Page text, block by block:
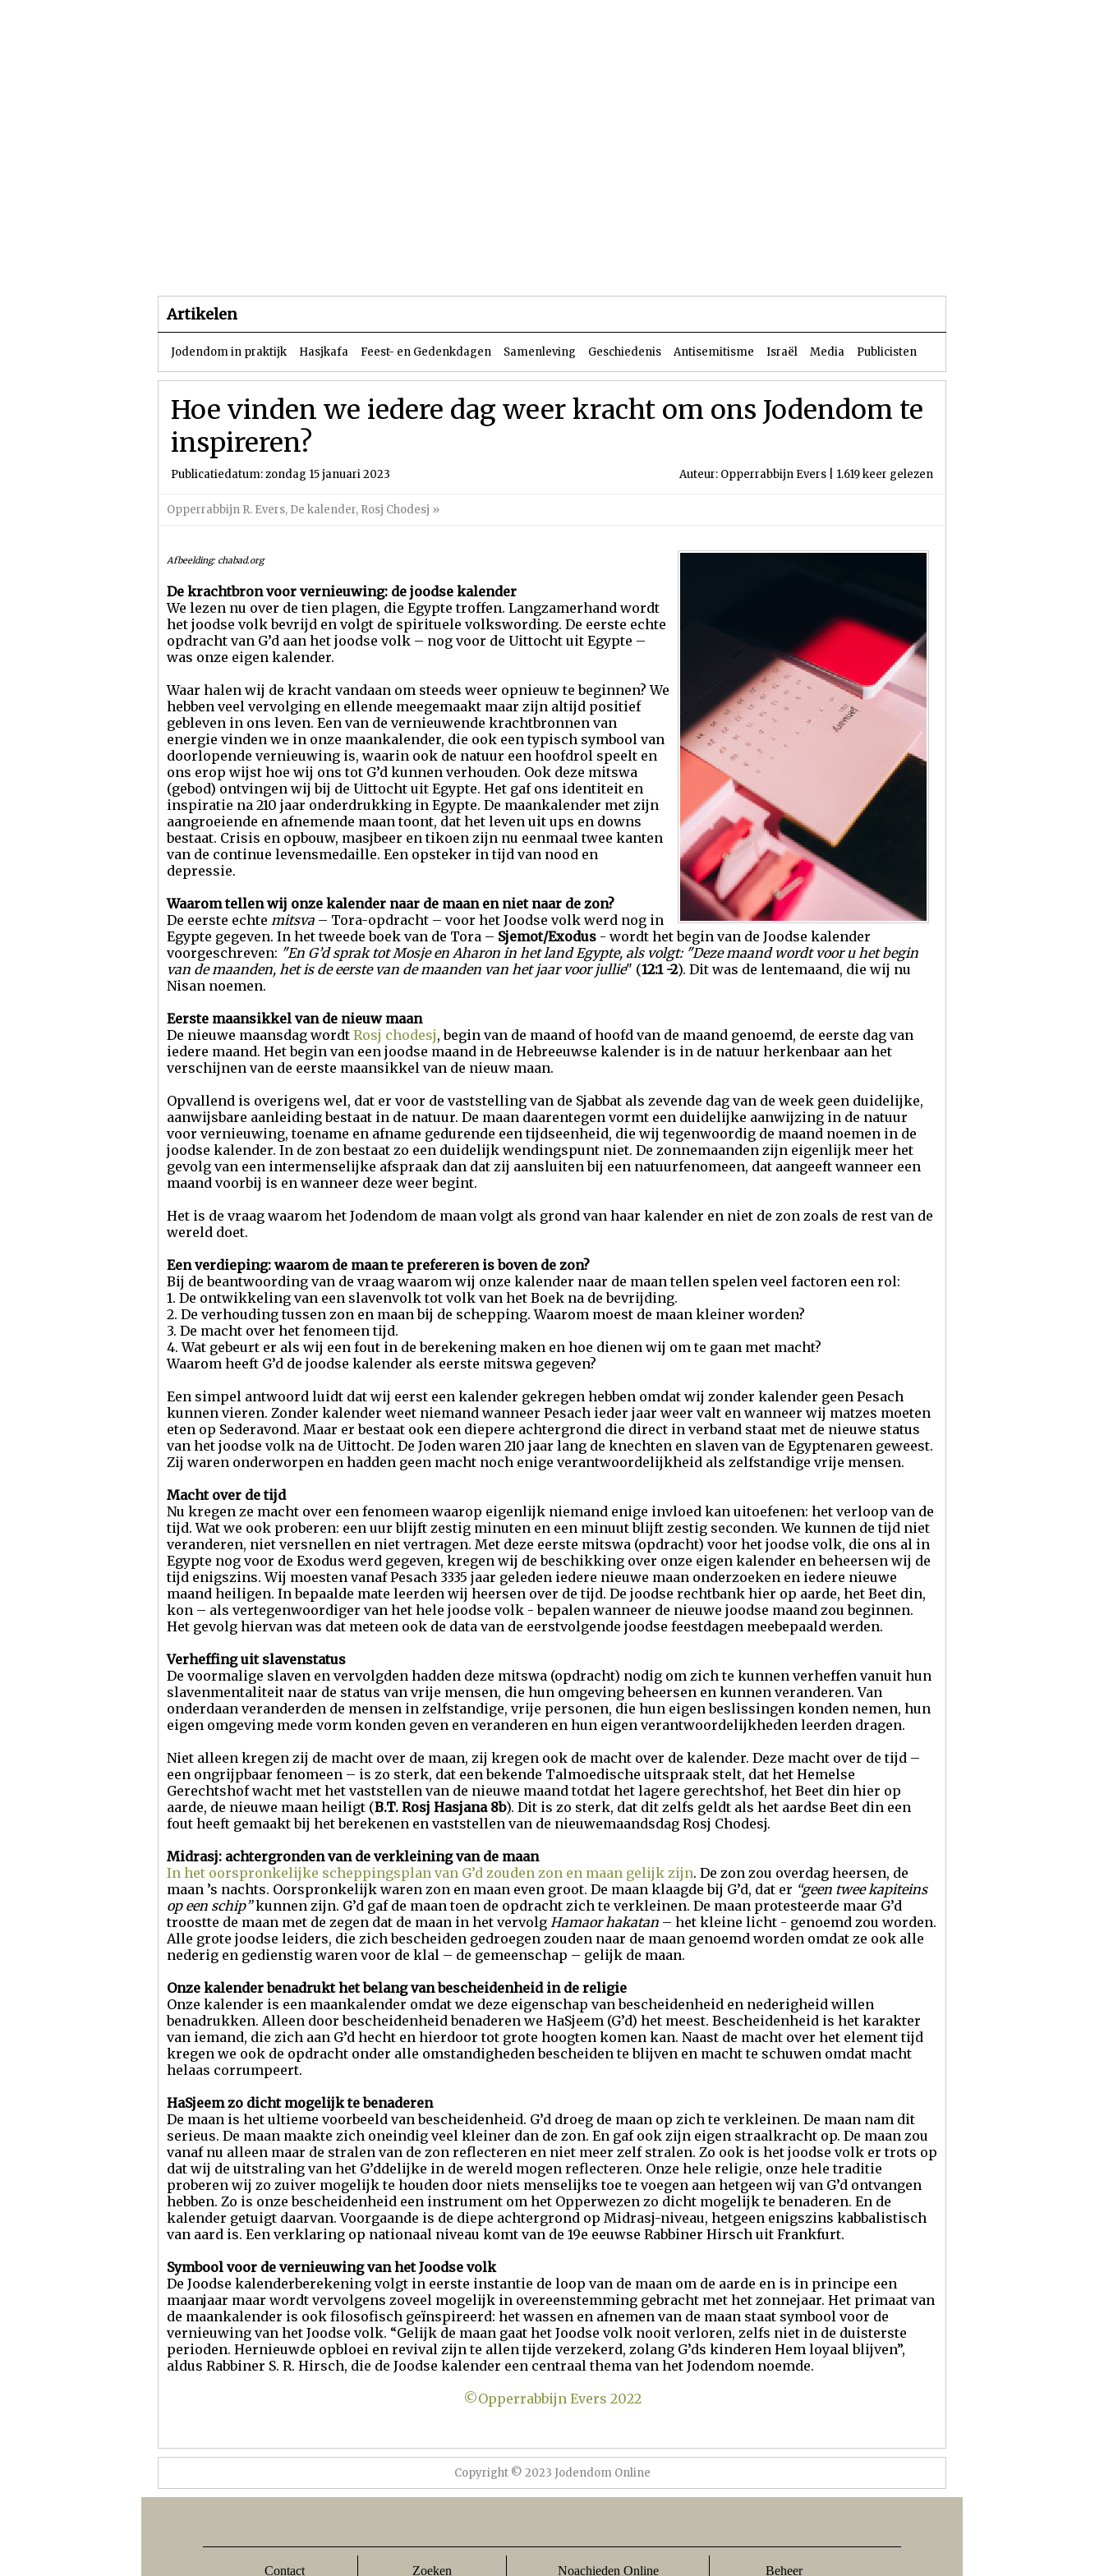
Artikelen
Jodendom in praktijk Hasjkafa Feest- en Gedenkdagen Samenleving Geschiedenis Antisemitisme Israël Media Publicisten
Hoe vinden we iedere dag weer kracht om ons Jodendom te
inspireren?
Publicatiedatum: zondag 15 januari 2023 Auteur: Opperrabbijn Evers | 1.619 keer gelezen
Opperrabbijn R. Evers, De kalender, Rosj Chodesj »
Afbeelding: chabad.org
De krachtbron voor vernieuwing: de joodse kalender
We lezen nu over de tien plagen, die Egypte troffen. Langzamerhand wordt
het joodse volk bevrijd en volgt de spirituele volkswording. De eerste echte
opdracht van G’d aan het joodse volk – nog voor de Uittocht uit Egypte –
was onze eigen kalender.
Waar halen wij de kracht vandaan om steeds weer opnieuw te beginnen? We
hebben veel vervolging en ellende meegemaakt maar zijn altijd positief
gebleven in ons leven. Een van de vernieuwende krachtbronnen van
energie vinden we in onze maankalender, die ook een typisch symbool van
doorlopende vernieuwing is, waarin ook de natuur een hoofdrol speelt en
ons erop wijst hoe wij ons tot G’d kunnen verhouden. Ook deze mitswa
(gebod) ontvingen wij bij de Uittocht uit Egypte. Het gaf ons identiteit en
inspiratie na 210 jaar onderdrukking in Egypte. De maankalender met zijn
aangroeiende en afnemende maan toont, dat het leven uit ups en downs
bestaat. Crisis en opbouw, masjbeer en tikoen zijn nu eenmaal twee kanten
van de continue levensmedaille. Een opsteker in tijd van nood en
depressie.
Waarom tellen wij onze kalender naar de maan en niet naar de zon?
De eerste echte mitsva – Tora-opdracht – voor het Joodse volk werd nog in
Egypte gegeven. In het tweede boek van de Tora – Sjemot/Exodus - wordt het begin van de Joodse kalender
voorgeschreven: "En G’d sprak tot Mosje en Aharon in het land Egypte, als volgt: "Deze maand wordt voor u het begin
van de maanden, het is de eerste van de maanden van het jaar voor jullie" (12:1 -2). Dit was de lentemaand, die wij nu
Nisan noemen.
Eerste maansikkel van de nieuw maan
De nieuwe maansdag wordt Rosj chodesj, begin van de maand of hoofd van de maand genoemd, de eerste dag van
iedere maand. Het begin van een joodse maand in de Hebreeuwse kalender is in de natuur herkenbaar aan het
verschijnen van de eerste maansikkel van de nieuw maan.
Opvallend is overigens wel, dat er voor de vaststelling van de Sjabbat als zevende dag van de week geen duidelijke,
aanwijsbare aanleiding bestaat in de natuur. De maan daarentegen vormt een duidelijke aanwijzing in de natuur
voor vernieuwing, toename en afname gedurende een tijdseenheid, die wij tegenwoordig de maand noemen in de
joodse kalender. In de zon bestaat zo een duidelijk wendingspunt niet. De zonnemaanden zijn eigenlijk meer het
gevolg van een intermenselijke afspraak dan dat zij aansluiten bij een natuurfenomeen, dat aangeeft wanneer een
maand voorbij is en wanneer deze weer begint.
Het is de vraag waarom het Jodendom de maan volgt als grond van haar kalender en niet de zon zoals de rest van de
wereld doet.
Een verdieping: waarom de maan te prefereren is boven de zon?
Bij de beantwoording van de vraag waarom wij onze kalender naar de maan tellen spelen veel factoren een rol:
1. De ontwikkeling van een slavenvolk tot volk van het Boek na de bevrijding.
2. De verhouding tussen zon en maan bij de schepping. Waarom moest de maan kleiner worden?
3. De macht over het fenomeen tijd.
4. Wat gebeurt er als wij een fout in de berekening maken en hoe dienen wij om te gaan met macht?
Waarom heeft G’d de joodse kalender als eerste mitswa gegeven?
Een simpel antwoord luidt dat wij eerst een kalender gekregen hebben omdat wij zonder kalender geen Pesach
kunnen vieren. Zonder kalender weet niemand wanneer Pesach ieder jaar weer valt en wanneer wij matzes moeten
eten op Sederavond. Maar er bestaat ook een diepere achtergrond die direct in verband staat met de nieuwe status
van het joodse volk na de Uittocht. De Joden waren 210 jaar lang de knechten en slaven van de Egyptenaren geweest.
Zij waren onderworpen en hadden geen macht noch enige verantwoordelijkheid als zelfstandige vrije mensen.
Macht over de tijd
Nu kregen ze macht over een fenomeen waarop eigenlijk niemand enige invloed kan uitoefenen: het verloop van de
tijd. Wat we ook proberen: een uur blijft zestig minuten en een minuut blijft zestig seconden. We kunnen de tijd niet
veranderen, niet versnellen en niet vertragen. Met deze eerste mitswa (opdracht) voor het joodse volk, die ons al in
Egypte nog voor de Exodus werd gegeven, kregen wij de beschikking over onze eigen kalender en beheersen wij de
tijd enigszins. Wij moesten vanaf Pesach 3335 jaar geleden iedere nieuwe maan onderzoeken en iedere nieuwe
maand heiligen. In bepaalde mate leerden wij heersen over de tijd. De joodse rechtbank hier op aarde, het Beet din,
kon – als vertegenwoordiger van het hele joodse volk - bepalen wanneer de nieuwe joodse maand zou beginnen.
Het gevolg hiervan was dat meteen ook de data van de eerstvolgende joodse feestdagen meebepaald werden.
Verheffing uit slavenstatus
De voormalige slaven en vervolgden hadden deze mitswa (opdracht) nodig om zich te kunnen verheffen vanuit hun
slavenmentaliteit naar de status van vrije mensen, die hun omgeving beheersen en kunnen veranderen. Van
onderdaan veranderden de mensen in zelfstandige, vrije personen, die hun eigen beslissingen konden nemen, hun
eigen omgeving mede vorm konden geven en veranderen en hun eigen verantwoordelijkheden leerden dragen.
Niet alleen kregen zij de macht over de maan, zij kregen ook de macht over de kalender. Deze macht over de tijd –
een ongrijpbaar fenomeen – is zo sterk, dat een bekende Talmoedische uitspraak stelt, dat het Hemelse
Gerechtshof wacht met het vaststellen van de nieuwe maand totdat het lagere gerechtshof, het Beet din hier op
aarde, de nieuwe maan heiligt (B.T. Rosj Hasjana 8b). Dit is zo sterk, dat dit zelfs geldt als het aardse Beet din een
fout heeft gemaakt bij het berekenen en vaststellen van de nieuwemaandsdag Rosj Chodesj.
Midrasj: achtergronden van de verkleining van de maan
In het oorspronkelijke scheppingsplan van G’d zouden zon en maan gelijk zijn. De zon zou overdag heersen, de
maan ’s nachts. Oorspronkelijk waren zon en maan even groot. De maan klaagde bij G’d, dat er “geen twee kapiteins
op een schip”kunnen zijn. G’d gaf de maan toen de opdracht zich te verkleinen. De maan protesteerde maar G’d
troostte de maan met de zegen dat de maan in het vervolg Hamaor hakatan – het kleine licht - genoemd zou worden.
Alle grote joodse leiders, die zich bescheiden gedroegen zouden naar de maan genoemd worden omdat ze ook alle
nederig en gedienstig waren voor de klal – de gemeenschap – gelijk de maan.
Onze kalender benadrukt het belang van bescheidenheid in de religie
Onze kalender is een maankalender omdat we deze eigenschap van bescheidenheid en nederigheid willen
benadrukken. Alleen door bescheidenheid benaderen we HaSjeem (G’d) het meest. Bescheidenheid is het karakter
van iemand, die zich aan G’d hecht en hierdoor tot grote hoogten komen kan. Naast de macht over het element tijd
kregen we ook de opdracht onder alle omstandigheden bescheiden te blijven en macht te schuwen omdat macht
helaas corrumpeert.
HaSjeem zo dicht mogelijk te benaderen
De maan is het ultieme voorbeeld van bescheidenheid. G’d droeg de maan op zich te verkleinen. De maan nam dit
serieus. De maan maakte zich oneindig veel kleiner dan de zon. En gaf ook zijn eigen straalkracht op. De maan zou
vanaf nu alleen maar de stralen van de zon reflecteren en niet meer zelf stralen. Zo ook is het joodse volk er trots op
dat wij de uitstraling van het G’ddelijke in de wereld mogen reflecteren. Onze hele religie, onze hele traditie
proberen wij zo zuiver mogelijk te houden door niets menselijks toe te voegen aan hetgeen wij van G’d ontvangen
hebben. Zo is onze bescheidenheid een instrument om het Opperwezen zo dicht mogelijk te benaderen. En de
kalender getuigt daarvan. Voorgaande is de diepe achtergrond op Midrasj-niveau, hetgeen enigszins kabbalistisch
van aard is. Een verklaring op nationaal niveau komt van de 19e eeuwse Rabbiner Hirsch uit Frankfurt.
Symbool voor de vernieuwing van het Joodse volk
De Joodse kalenderberekening volgt in eerste instantie de loop van de maan om de aarde en is in principe een
maanjaar maar wordt vervolgens zoveel mogelijk in overeenstemming gebracht met het zonnejaar. Het primaat van
de maankalender is ook filosofisch geïnspireerd: het wassen en afnemen van de maan staat symbool voor de
vernieuwing van het Joodse volk. “Gelijk de maan gaat het Joodse volk nooit verloren, zelfs niet in de duisterste
perioden. Hernieuwde opbloei en revival zijn te allen tijde verzekerd, zolang G’ds kinderen Hem loyaal blijven”,
aldus Rabbiner S. R. Hirsch, die de Joodse kalender een centraal thema van het Jodendom noemde.
©Opperrabbijn Evers 2022
Copyright © 2023 Jodendom Online
Contact Zoeken Noachieden Online Beheer